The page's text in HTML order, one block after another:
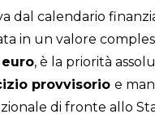
dal calendario
in un valore
, è la priorità
provvisorio e
di fronte allo